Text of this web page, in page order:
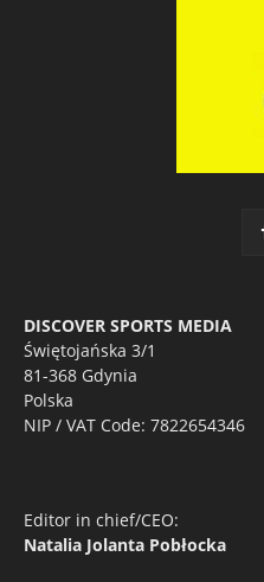
DISCOVER SPORTS MEDIA
Świętojańska 3/1
81-368 Gdynia
Polska
NIP / VAT Code: 7822654346
Editor in chief/CEO:
Natalia Jolanta Pobłocka